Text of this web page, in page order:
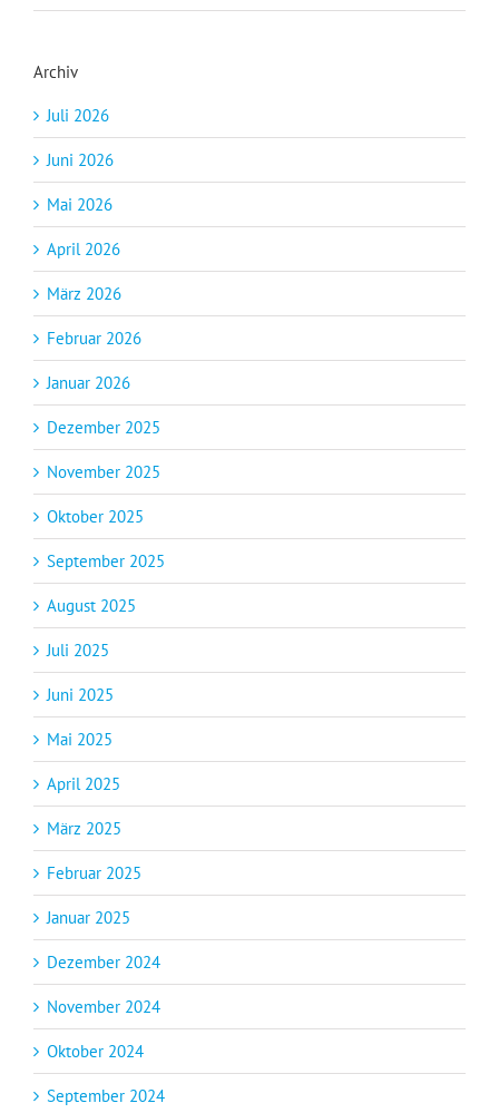
Archiv
Juli 2026
Juni 2026
Mai 2026
April 2026
März 2026
Februar 2026
Januar 2026
Dezember 2025
November 2025
Oktober 2025
September 2025
August 2025
Juli 2025
Juni 2025
Mai 2025
April 2025
März 2025
Februar 2025
Januar 2025
Dezember 2024
November 2024
Oktober 2024
September 2024